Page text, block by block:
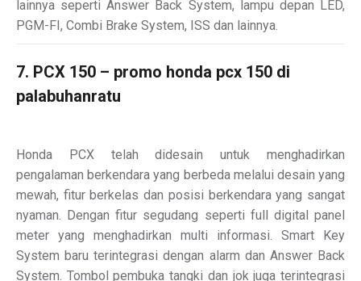
lainnya seperti Answer Back System, lampu depan LED,
PGM-FI, Combi Brake System, ISS dan lainnya.
7. PCX 150 – promo honda pcx 150 di
palabuhanratu
Honda PCX telah didesain untuk menghadirkan
pengalaman berkendara yang berbeda melalui desain yang
mewah, fitur berkelas dan posisi berkendara yang sangat
nyaman. Dengan fitur segudang seperti full digital panel
meter yang menghadirkan multi informasi. Smart Key
System baru terintegrasi dengan alarm dan Answer Back
System. Tombol pembuka tangki dan jok juga terintegrasi